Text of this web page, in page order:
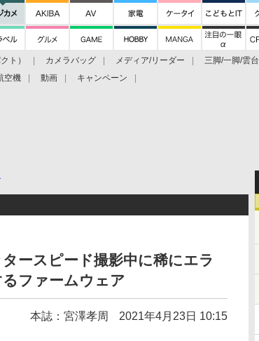
ト） カメラバッグ メディア/リーダー 三脚/一脚/雲台
空機 動画 キャンペーン
ースピード撮影中に稀にエラ
ファームウェア
本誌：宮澤孝周 2021年4月23日 10:15